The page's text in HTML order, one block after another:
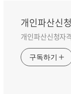
개인파산신
개인파산신청자
구독하기